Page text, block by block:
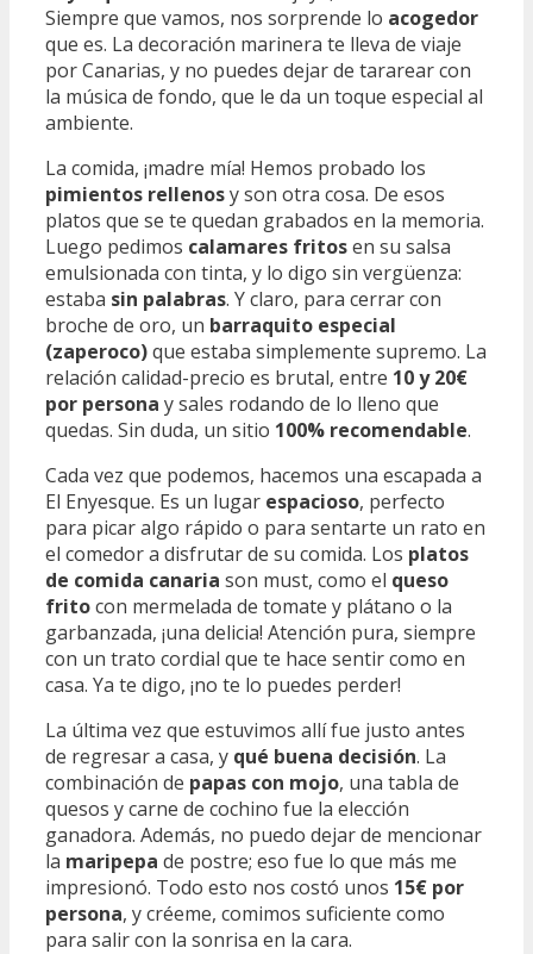
Siempre que vamos, nos sorprende lo acogedor
que es. La decoración marinera te lleva de viaje
por Canarias, y no puedes dejar de tararear con
la música de fondo, que le da un toque especial al
ambiente.
La comida, ¡madre mía! Hemos probado los
pimientos rellenosy son otra cosa. De esos
platos que se te quedan grabados en la memoria.
Luego pedimos calamares fritosen su salsa
emulsionada con tinta, y lo digo sin vergüenza:
estaba sin palabras. Y claro, para cerrar con
broche de oro, un barraquito especial
(zaperoco)que estaba simplemente supremo. La
relación calidad-precio es brutal, entre 10 y 20€
por persona y sales rodando de lo lleno que
quedas. Sin duda, un sitio 100% recomendable.
Cada vez que podemos, hacemos una escapada a
El Enyesque. Es un lugar espacioso, perfecto
para picar algo rápido o para sentarte un rato en
el comedor a disfrutar de su comida. Los platos
de comida canaria son must, como el queso
fritocon mermelada de tomate y plátano o la
garbanzada, ¡una delicia! Atención pura, siempre
con un trato cordial que te hace sentir como en
casa. Ya te digo, ¡no te lo puedes perder!
La última vez que estuvimos allí fue justo antes
de regresar a casa, y qué buena decisión. La
combinación de papas con mojo, una tabla de
quesos y carne de cochino fue la elección
ganadora. Además, no puedo dejar de mencionar
la maripepa de postre; eso fue lo que más me
impresionó. Todo esto nos costó unos 15€ por
persona, y créeme, comimos suficiente como
para salir con la sonrisa en la cara.